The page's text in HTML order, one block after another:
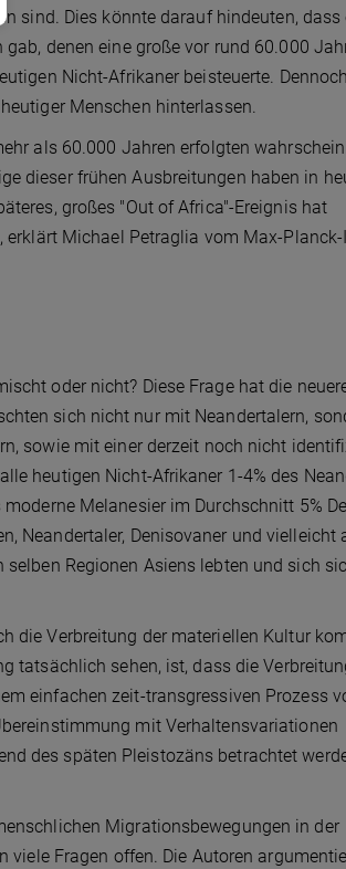
sind. Dies könnte darauf hindeuten, dass
denen eine große vor rund 60.000
Nicht-Afrikaner beisteuerte.
Menschen hinterlassen.
als 60.000 Jahren erfolgten
dieser frühen Ausbreitungen haben in
großes "Out of Africa"​​-Ereignis hat
Michael Petraglia vom Max-
oder nicht? Diese Frage hat die
sich nicht nur mit Neandertalern,
sowie mit einer derzeit noch nicht
heutigen Nicht-Afrikaner 1-4% des
Melanesier im Durchschnitt 5%
Neandertaler, Denisovaner und vielleicht
Regionen Asiens lebten und sich
die Verbreitung der materiellen Kultur
tatsächlich sehen, ist, dass die
einfachen zeit-transgressiven Prozess
mit Verhaltensvariationen
des späten Pleistozäns betrachtet
Migrationsbewegungen in der
Fragen offen. Die Autoren